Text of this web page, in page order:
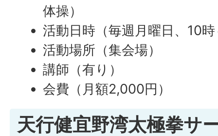
体操）
活動日時（毎週月曜日、10
活動場所（集会場）
講師（有り）
会費（月額2,000円）
天行健宜野湾太極拳サ